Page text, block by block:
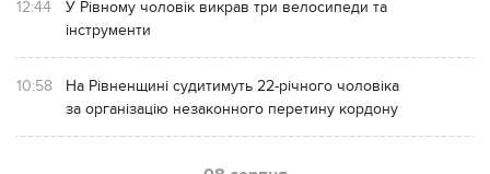
12:44
У Рівному чоловік викрав три велосипеди та
інструменти
10:58
На Рівненщині судитимуть 22-річного чоловіка
за організацію незаконного перетину кордону